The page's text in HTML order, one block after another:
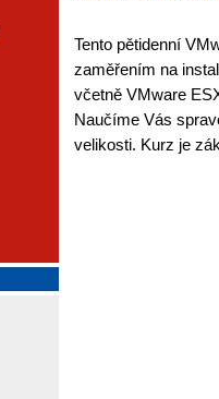
Tento pětidenní
zaměřením na
včetně VMware
Naučíme Vás
velikosti. Kurz je